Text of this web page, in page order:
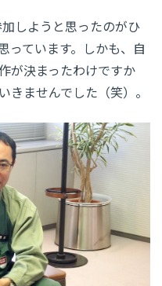
しようと思ったのがひ
っています。しかも、自
が決まったわけですか
きませんでした（笑）。